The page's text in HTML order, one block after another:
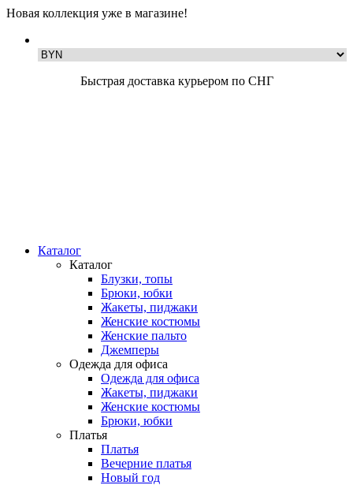
Новая коллекция уже в магазине!
Быстрая доставка курьером по СНГ
Каталог
Каталог
Блузки, топы
Брюки, юбки
Жакеты, пиджаки
Женские костюмы
Женские пальто
Джемперы
Одежда для офиса
Одежда для офиса
Жакеты, пиджаки
Женские костюмы
Брюки, юбки
Платья
Платья
Вечерние платья
Новый год